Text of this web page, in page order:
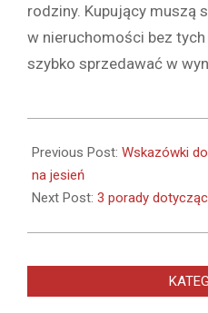
rodziny. Kupujący muszą
w nieruchomości bez
szybko sprzedawać w
01-
08
Previous Post: Wskazówki
na jesień
Next Post: 3 porady